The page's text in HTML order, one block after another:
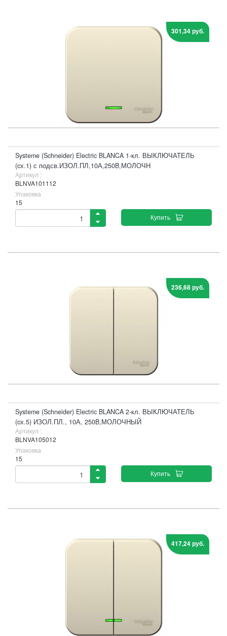
301,34 руб.
Systeme (Schneider) Electric BLANCA 1-кл. ВЫКЛЮЧАТЕЛЬ
(cх.1) с подсв.ИЗОЛ.ПЛ,10А,250B,МОЛОЧН
Артикул :
BLNVA101112
Упаковка
15
Купить
236,68 руб.
Systeme (Schneider) Electric BLANCA 2-кл. ВЫКЛЮЧАТЕЛЬ
(cх.5) ИЗОЛ.ПЛ., 10А, 250B,МОЛОЧНЫЙ
Артикул :
BLNVA105012
Упаковка
15
Купить
417,24 руб.